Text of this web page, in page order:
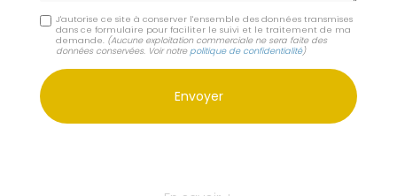
J'autorise ce site à conserver l'ensemble des données transmises
dans ce formulaire pour faciliter le suivi et le traitement de ma
demande. (Aucune exploitation commerciale ne sera faite des
données conservées. Voir notre politique de confidentialité)